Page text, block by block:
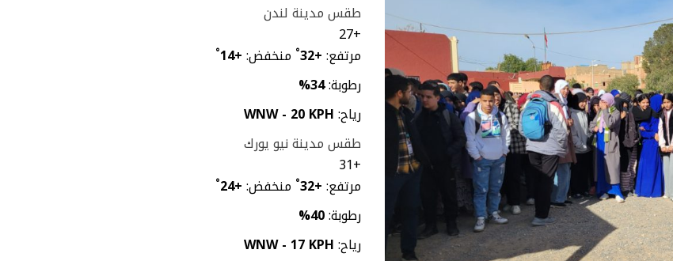
طقس مدينة لندن
+
27
مرتفع:+
32
° منخفض:+
14
°
رطوبة:34%
رياح:WNW - 20 KPH
طقس مدينة نيو يورك
+
31
مرتفع:+
32
° منخفض:+
24
°
رطوبة:40%
رياح:WNW - 17 KPH